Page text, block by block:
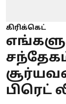
கிரிக்கெட்
பிரெட்